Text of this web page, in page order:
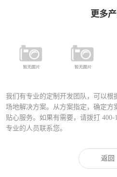
更多
FZQM-5.7.11
足球门
FT-024 推水器
我们有专业的定制开发团队，可以根
场地解决方案。从方案指定，确定方
贴心服务。如果有需要，请拨打 400-
专业的人员联系您。
返回